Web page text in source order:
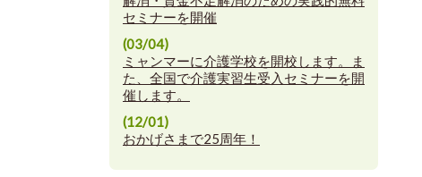
セミナーを開催
(03/04)
ミャンマーに介護学校を開校します。ま
た、全国で介護実習生受入セミナーを開
催します。
(12/01)
おかげさまで25周年！